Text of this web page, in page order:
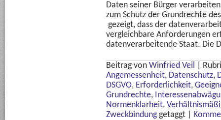
Daten seiner Bürger
zum Schutz der Grundrechte
gezeigt, dass der
vergleichbare Anforderungen
datenverarbeitende Staat. Die
Beitrag von Winfried Veil
Angemessenheit, Datenschutz,
DSGVO, Erforderlichkeit,
Grundrechte,
Normenklarheit,
Zweckbindunggetaggt